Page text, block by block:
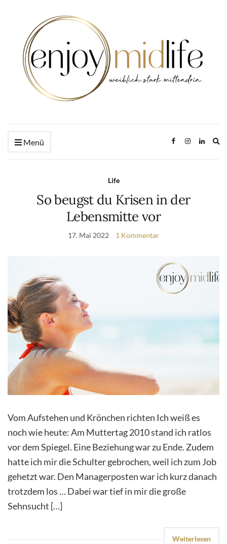
Menü
Life
So beugst du Krisen in der
Lebensmitte vor
17. Mai 2022 1 Kommentar
Vom Aufstehen und Krönchen richten Ich weiß es
noch wie heute: Am Muttertag 2010 stand ich ratlos
vor dem Spiegel. Eine Beziehung war zu Ende. Zudem
hatte ich mir die Schulter gebrochen, weil ich zum Job
gehetzt war. Den Managerposten war ich kurz danach
trotzdem los … Dabei war tief in mir die große
Sehnsucht […]
Weiterlesen